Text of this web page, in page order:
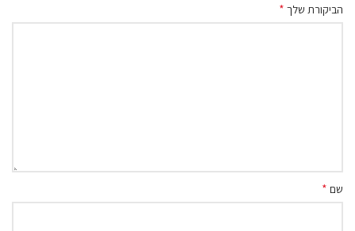
הביקורת שלך *
שם *